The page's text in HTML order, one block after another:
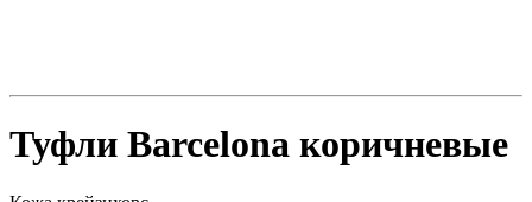
Туфли Barcelona коричневые